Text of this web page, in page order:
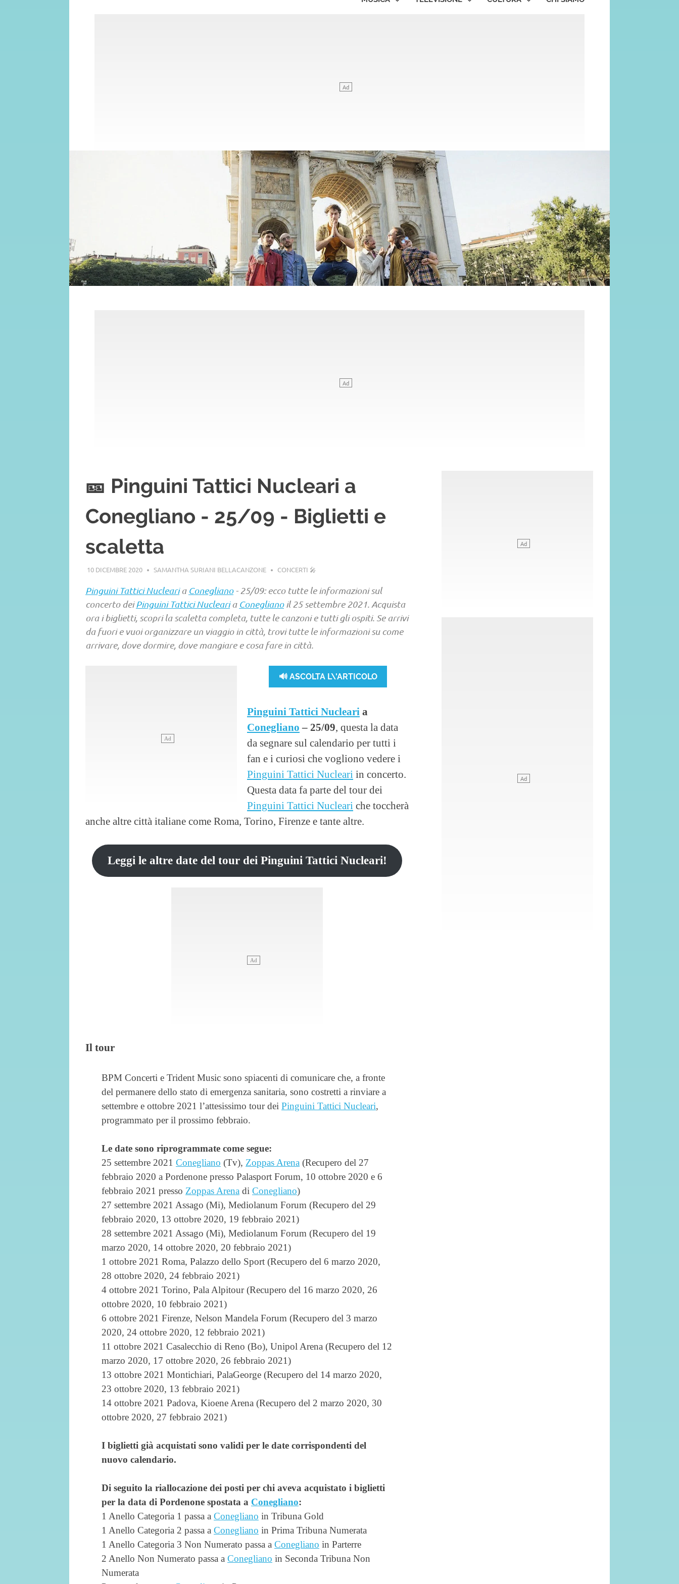
🎫 Pinguini Tattici Nucleari a
Conegliano - 25/09 - Biglietti e
scaletta
10 DICEMBRE 2020 SAMANTHA SURIANI BELLACANZONE CONCERTI 🎤
Pinguini Tattici Nuclearia Conegliano- 25/09: ecco tutte le informazioni sul
concerto deiPinguini Tattici Nuclearia Coneglianoil 25 settembre 2021. Acquista
ora i biglietti, scopri la scaletta completa, tutte le canzoni e tutti gli ospiti. Se arrivi
da fuori e vuoi organizzare un viaggio in città, trovi tutte le informazioni su come
arrivare, dove dormire, dove mangiare e cosa fare in città.
🔊 ASCOLTA L\'ARTICOLO
Pinguini Tattici Nucleari a
Conegliano – 25/09 , questa la data
da segnare sul calendario per tutti i
fan e i curiosi che vogliono vedere i
Pinguini Tattici Nucleari in concerto.
Questa data fa parte del tour dei
Pinguini Tattici Nucleari che toccherà
anche altre città italiane come Roma, Torino, Firenze e tante altre.
Leggi le altre date del tour dei Pinguini Tattici Nucleari!
Il tour
BPM Concerti e Trident Music sono spiacenti di comunicare che, a fronte
del permanere dello stato di emergenza sanitaria, sono costretti a rinviare a
settembre e ottobre 2021 l’attesissimo tour dei Pinguini Tattici Nucleari,
programmato per il prossimo febbraio.
Le date sono riprogrammate come segue:
25 settembre 2021 Conegliano (Tv), Zoppas Arena (Recupero del 27
febbraio 2020 a Pordenone presso Palasport Forum, 10 ottobre 2020 e 6
febbraio 2021 presso Zoppas Arena di Conegliano)
27 settembre 2021 Assago (Mi), Mediolanum Forum (Recupero del 29
febbraio 2020, 13 ottobre 2020, 19 febbraio 2021)
28 settembre 2021 Assago (Mi), Mediolanum Forum (Recupero del 19
marzo 2020, 14 ottobre 2020, 20 febbraio 2021)
1 ottobre 2021 Roma, Palazzo dello Sport (Recupero del 6 marzo 2020,
28 ottobre 2020, 24 febbraio 2021)
4 ottobre 2021 Torino, Pala Alpitour (Recupero del 16 marzo 2020, 26
ottobre 2020, 10 febbraio 2021)
6 ottobre 2021 Firenze, Nelson Mandela Forum (Recupero del 3 marzo
2020, 24 ottobre 2020, 12 febbraio 2021)
11 ottobre 2021 Casalecchio di Reno (Bo), Unipol Arena (Recupero del 12
marzo 2020, 17 ottobre 2020, 26 febbraio 2021)
13 ottobre 2021 Montichiari, PalaGeorge (Recupero del 14 marzo 2020,
23 ottobre 2020, 13 febbraio 2021)
14 ottobre 2021 Padova, Kioene Arena (Recupero del 2 marzo 2020, 30
ottobre 2020, 27 febbraio 2021)
I biglietti già acquistati sono validi per le date corrispondenti del
nuovo calendario.
Di seguito la riallocazione dei posti per chi aveva acquistato i biglietti
per la data di Pordenone spostata a Conegliano:
1 Anello Categoria 1 passa a Conegliano in Tribuna Gold
1 Anello Categoria 2 passa a Conegliano in Prima Tribuna Numerata
1 Anello Categoria 3 Non Numerato passa a Conegliano in Parterre
2 Anello Non Numerato passa a Conegliano in Seconda Tribuna Non
Numerata